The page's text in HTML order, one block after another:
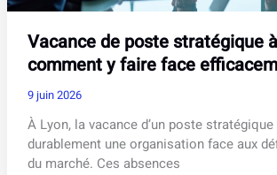
Vacance de poste stratégique
comment y faire face
9 juin 2026
À Lyon, la vacance d’un poste
durablement une organisation face aux
du marché. Ces absences